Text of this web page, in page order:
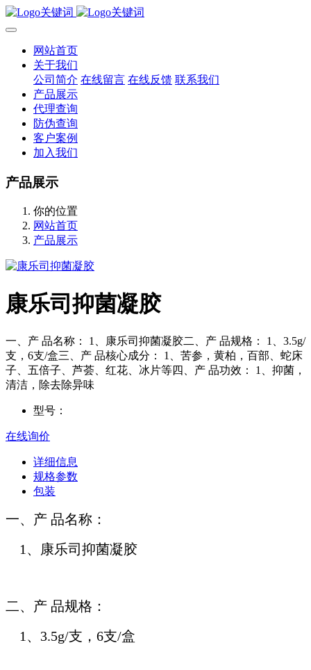
网站首页
关于我们
公司简介 在线留言 在线反馈 联系我们
产品展示
代理查询
防伪查询
客户案例
加入我们
产品展示
你的位置
网站首页
产品展示
康乐司抑菌凝胶
一、产 品名称： 1、康乐司抑菌凝胶二、产 品规格： 1、3.5g/
支，6支/盒三、产 品核心成分： 1、苦参，黄柏，百部、蛇床
子、五倍子、芦荟、红花、冰片等四、产 品功效： 1、抑菌，
清洁，除去除异味
型号：
在线询价
详细信息
规格参数
包装
一、产 品名称：
1、康乐司抑菌凝胶
二、产 品规格：
1、3.5g/支，6支/盒